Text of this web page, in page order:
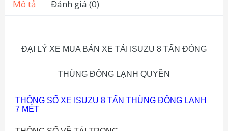
Mô tả Đánh giá (0)
ĐẠI LÝ XE MUA BÁN XE TẢI ISUZU 8 TẤN ĐÓNG
THÙNG ĐÔNG LẠNH QUYỀN
THÔNG SỐ XE ISUZU 8 TẤN THÙNG ĐÔNG LẠNH
7 MÉT